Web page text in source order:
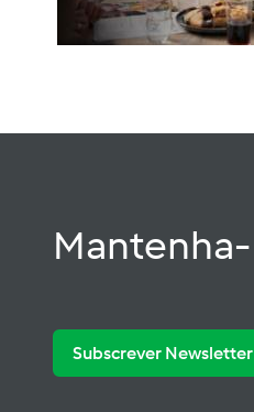
Mantenha-
Subscrever Newsletter